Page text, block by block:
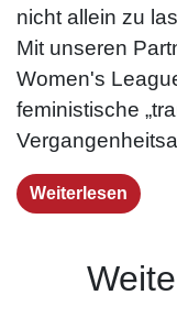
nicht allein zu
Mit unseren
Women's
feministische
Weiterlesen